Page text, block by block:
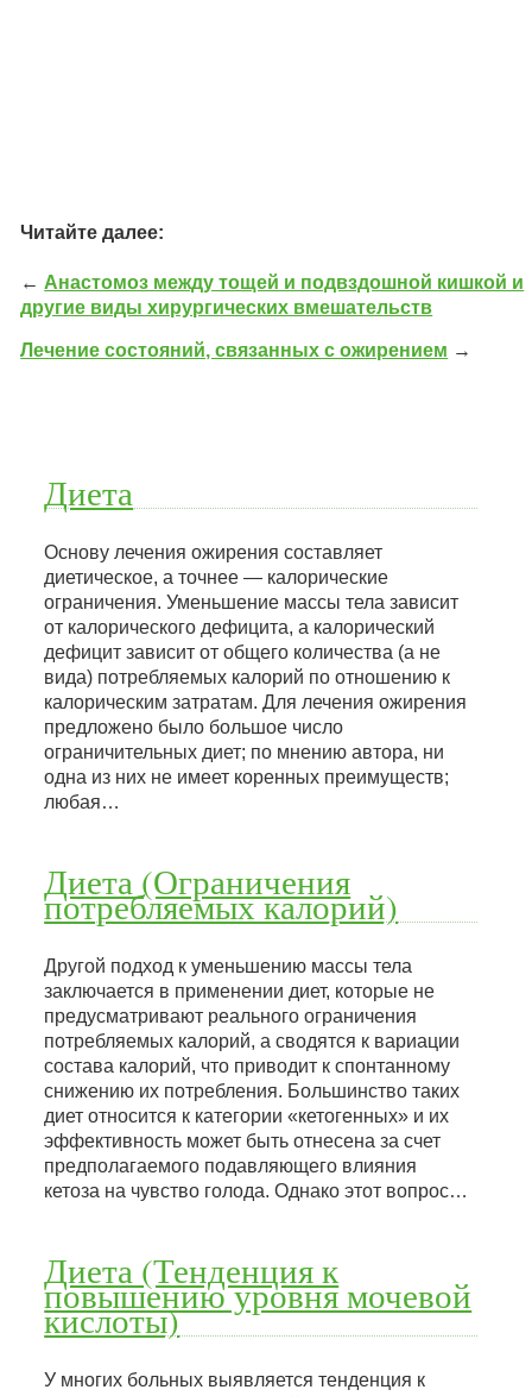
Читайте далее:
← Анастомоз между тощей и подвздошной кишкой и
другие виды хирургических вмешательств
Лечение состояний, связанных с ожирением →
Диета
Основу лечения ожирения составляет
диетическое, а точнее — калорические
ограничения. Уменьшение массы тела зависит
от калорического дефицита, а калорический
дефицит зависит от общего количества (а не
вида) потребляемых калорий по отношению к
калорическим затратам. Для лечения ожирения
предложено было большое число
ограничительных диет; по мнению автора, ни
одна из них не имеет коренных преимуществ;
любая…
Диета (Ограничения
потребляемых калорий)
Другой подход к уменьшению массы тела
заключается в применении диет, которые не
предусматривают реального ограничения
потребляемых калорий, а сводятся к вариации
состава калорий, что приводит к спонтанному
снижению их потребления. Большинство таких
диет относится к категории «кетогенных» и их
эффективность может быть отнесена за счет
предполагаемого подавляющего влияния
кетоза на чувство голода. Однако этот вопрос…
Диета (Тенденция к
повышению уровня мочевой
кислоты)
У многих больных выявляется тенденция к